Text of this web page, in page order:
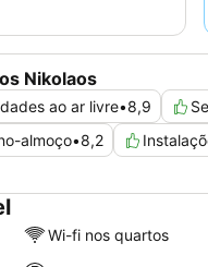
Nikolaos
ao ar livre•8,9
almoço•8,2
Wi-fi nos quartos